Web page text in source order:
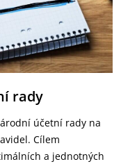
rady
účetní rady na
Cílem
a jednotných